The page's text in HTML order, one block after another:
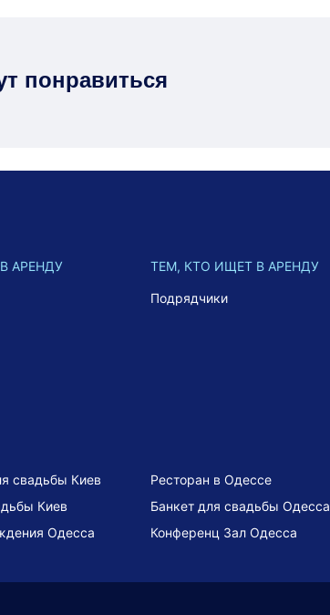
понравиться
АРЕНДУ ТЕМ, КТО ИЩЕТ В АРЕНДУ
Подрядчики
свадьбы Киев
Киев
Одесса
Ресторан в Одессе
Банкет для свадьбы Одесса
Конференц Зал Одесса